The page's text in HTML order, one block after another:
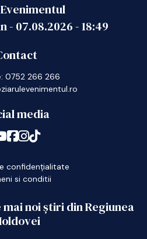
- 07.08.2026-18:49
0752 266 266
media
confidențialitate
si conditii
noi știri din Regiunea